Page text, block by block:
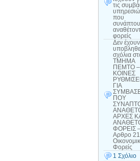
τις
που
φορείς
Δεν έχουν
σχόλια
ΤΜΗΜΑ
ΠΕΜΤΟ –
ΚΟΙΝΕΣ
ΓΙΑ
ΠΟΥ
ΑΡΧΕΣ
ΦΟΡΕΙΣ
Αρθρο
Φορείς
1 Σχόλιο